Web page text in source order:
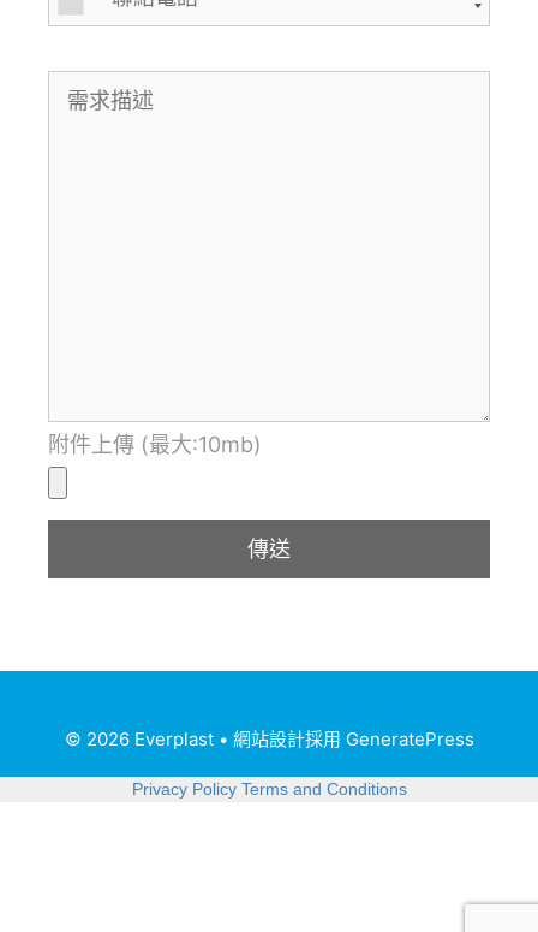
附件上傳 (最大:10mb)
© 2026 Everplast• 網站設計採用 GeneratePress
Privacy Policy Terms and Conditions